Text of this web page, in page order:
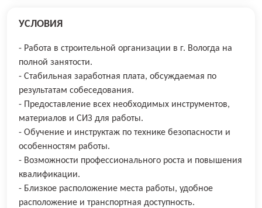
УСЛОВИЯ
- Работа в строительной организации в г. Вологда на
полной занятости.
- Стабильная заработная плата, обсуждаемая по
результатам собеседования.
- Предоставление всех необходимых инструментов,
материалов и СИЗ для работы.
- Обучение и инструктаж по технике безопасности и
особенностям работы.
- Возможности профессионального роста и повышения
квалификации.
- Близкое расположение места работы, удобное
расположение и транспортная доступность.